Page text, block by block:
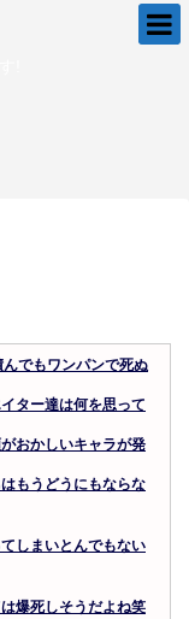
でもワンパンで死ぬ
ター達は何を思って
おかしいキャラが発
もうどうにもならな
しまいとんでもない
爆死しそうだよね笑